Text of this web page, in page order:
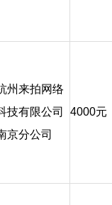
州来拍网络
技有限公司
京分公司
4000元